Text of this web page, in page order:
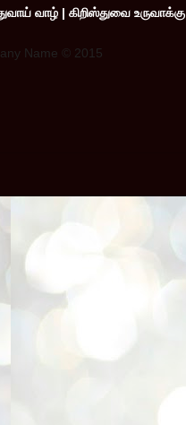
வாழ் | கிறிஸ்துவை உருவாக்கு
Name © 2015